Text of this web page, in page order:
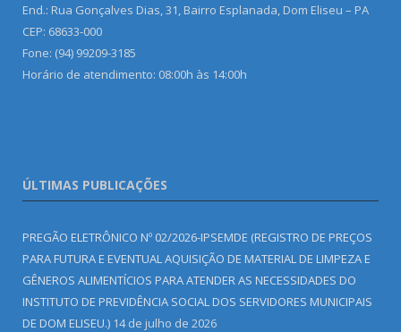
End.: Rua Gonçalves Dias, 31, Bairro Esplanada, Dom Eliseu – PA
CEP: 68633-000
Fone: (94) 99209-3185
Horário de atendimento: 08:00h às 14:00h
ÚLTIMAS PUBLICAÇÕES
PREGÃO ELETRÔNICO Nº 02/2026-IPSEMDE (REGISTRO DE PREÇOS
PARA FUTURA E EVENTUAL AQUISIÇÃO DE MATERIAL DE LIMPEZA E
GÊNEROS ALIMENTÍCIOS PARA ATENDER AS NECESSIDADES DO
INSTITUTO DE PREVIDÊNCIA SOCIAL DOS SERVIDORES MUNICIPAIS
DE DOM ELISEU.) 14 de julho de 2026